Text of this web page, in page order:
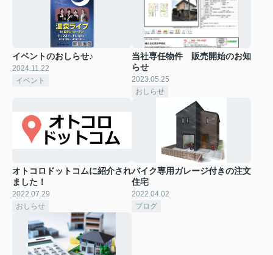
イベントのおしらせ♪
2024.11.22
イベント
当社専任物件 販売開始のお知
らせ
2023.05.25
おしらせ
オトコロドットコムに紹介され
ました！
2022.07.29
おしらせ
バイク専用ガレージ付きの注文
住宅
2022.04.02
ブログ